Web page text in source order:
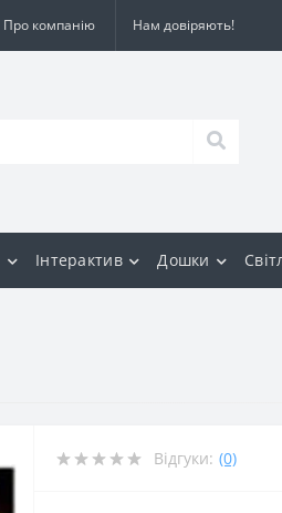
Про компанію Нам довіряють!
Інтерактив Дошки
Відгуки: (0)